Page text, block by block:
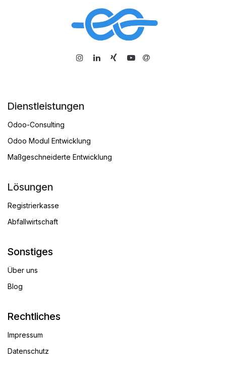
Dienstleistungen
Odoo-Consulting
Odoo Modul Entwicklung
Maßgeschneiderte Entwicklung
Lösungen
Registrierkasse
Abfallwirtschaft
Sonstiges
Über uns
Blog
Rechtliches
Impressum
Datenschutz